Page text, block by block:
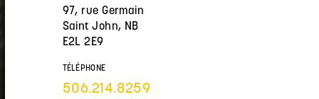
97, rue Germain
Saint John, NB
E2L 2E9
TÉLÉPHONE
506.214.8259